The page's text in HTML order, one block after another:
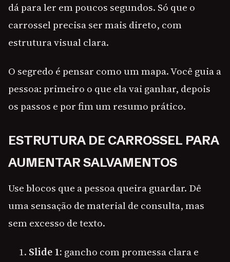
dá para ler em poucos segundos. Só que o
carrossel precisa ser mais direto, com
estrutura visual clara.
O segredo é pensar como um mapa. Você guia a
pessoa: primeiro o que ela vai ganhar, depois
os passos e por fim um resumo prático.
ESTRUTURA DE CARROSSEL PARA
AUMENTAR SALVAMENTOS
Use blocos que a pessoa queira guardar. Dê
uma sensação de material de consulta, mas
sem excesso de texto.
Slide 1: gancho com promessa clara e